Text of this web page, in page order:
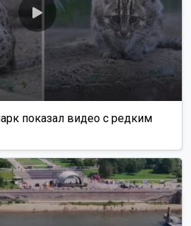
показал видео с редким